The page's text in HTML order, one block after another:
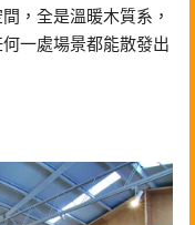
，全是溫暖木質系，
一處場景都能散發出